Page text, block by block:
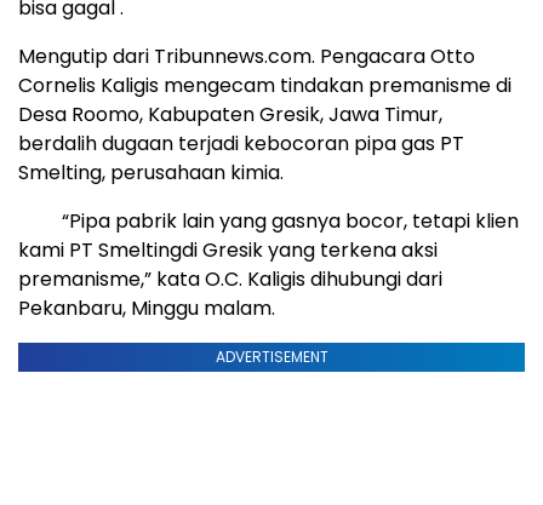
bisa gagal .
Mengutip dari Tribunnews.com. Pengacara Otto
Cornelis Kaligis mengecam tindakan premanisme di
Desa Roomo, Kabupaten Gresik, Jawa Timur,
berdalih dugaan terjadi kebocoran pipa gas PT
Smelting, perusahaan kimia.
“Pipa pabrik lain yang gasnya bocor, tetapi klien
kami PT Smeltingdi Gresik yang terkena aksi
premanisme,” kata O.C. Kaligis dihubungi dari
Pekanbaru, Minggu malam.
ADVERTISEMENT